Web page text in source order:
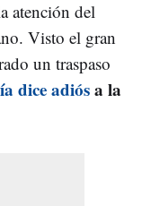
atención del
Visto el gran
un traspaso
dice adiósa la